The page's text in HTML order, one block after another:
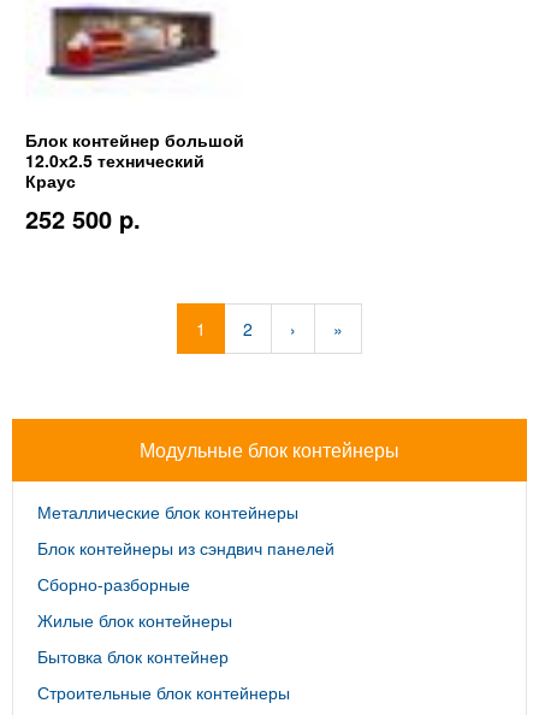
Блок контейнер большой
12.0х2.5 технический
Краус
252 500 p.
1 2 › »
Модульные блок контейнеры
Металлические блок контейнеры
Блок контейнеры из сэндвич панелей
Сборно-разборные
Жилые блок контейнеры
Бытовка блок контейнер
Строительные блок контейнеры